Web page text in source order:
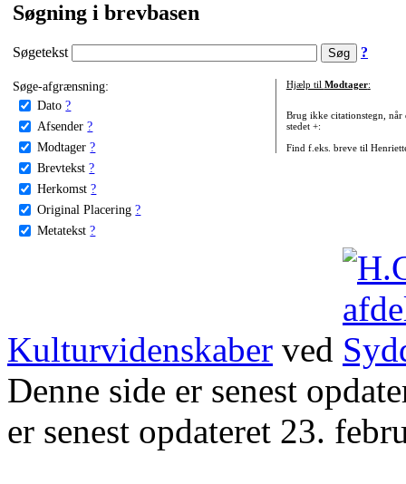
Søgning i brevbasen
Søgetekst ?
Søge-afgrænsning:
Dato ?
Afsender ?
Modtager ?
Brevtekst ?
Herkomst ?
Original Placering ?
Metatekst ?
Hjælp til Modtager:
Brug ikke citationstegn, når
stedet +:
Find f.eks. breve til
Kulturvidenskaber ved
Denne side er senest
er senest opdateret 23.